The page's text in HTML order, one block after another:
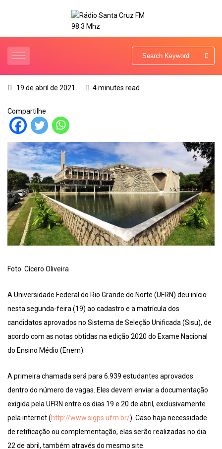
19 de abril de 2021 4 minutes read
Compartilhe
Foto: Cícero Oliveira
A Universidade Federal do Rio Grande do Norte (UFRN) deu início
nesta segunda-feira (19) ao cadastro e a matrícula dos
candidatos aprovados no Sistema de Seleção Unificada (Sisu), de
acordo com as notas obtidas na edição 2020 do Exame Nacional
do Ensino Médio (Enem).
A primeira chamada será para 6.939 estudantes aprovados
dentro do número de vagas. Eles devem enviar a documentação
exigida pela UFRN entre os dias 19 e 20 de abril, exclusivamente
pela internet (http://www.sigps.ufrn.br/). Caso haja necessidade
de retificação ou complementação, elas serão realizadas no dia
22 de abril, também através do mesmo site.